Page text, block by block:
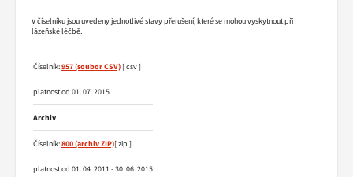
V číselníku jsou uvedeny jednotlivé stavy přerušení, které se mohou vyskytnout při
lázeňské léčbě.
Číselník:957 [ csv ]
platnost od 01. 07. 2015
Archiv
Číselník:800 [ zip ]
platnost od 01. 04. 2011 - 30. 06. 2015